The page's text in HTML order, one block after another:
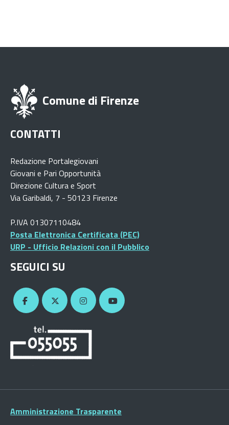
Comune di Firenze
CONTATTI
Redazione Portalegiovani
Giovani e Pari Opportunità
Direzione Cultura e Sport
Via Garibaldi, 7 - 50123 Firenze
P.IVA 01307110484
Posta Elettronica Certificata (PEC)
URP - Ufficio Relazioni con il Pubblico
SEGUICI SU
Amministrazione Trasparente